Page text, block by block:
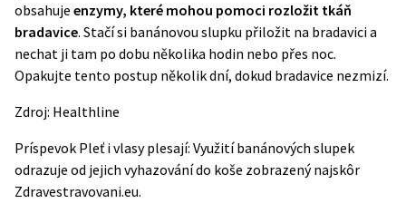
obsahuje enzymy, které mohou pomoci rozložit tkáň
bradavice. Stačí si banánovou slupku přiložit na bradavici a
nechat ji tam po dobu několika hodin nebo přes noc.
Opakujte tento postup několik dní, dokud bradavice nezmizí.
Zdroj: Healthline
Príspevok Pleť i vlasy plesají: Využití banánových slupek
odrazuje od jejich vyhazování do koše zobrazený najskôr
Zdravestravovani.eu.